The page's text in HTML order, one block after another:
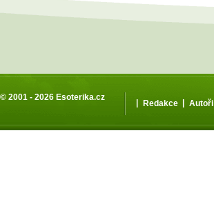
© 2001 - 2026 Esoterika.cz
| Redakce | Autoři